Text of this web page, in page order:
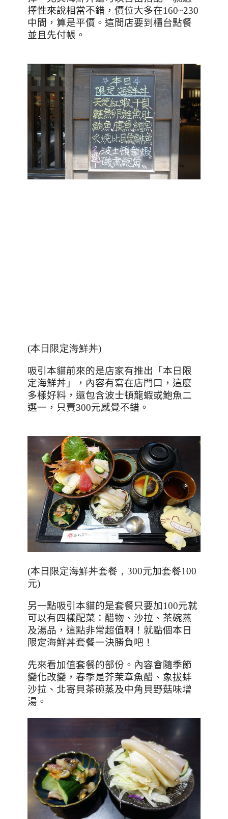
擇性來說相當不錯，價位大多在160~230
中間，算是平價。這間店要到櫃台點餐
並且先付帳。
(本日限定海鮮丼)
吸引本貓前來的是店家有推出「本日限
定海鮮丼」，內容有寫在店門口，這麼
多樣好料，還包含波士頓龍蝦或鮑魚二
選一，只賣300元感覺不錯。
(本日限定海鮮丼套餐，300元加套餐100
元)
另一點吸引本貓的是套餐只要加100元就
可以有四樣配菜：醋物、沙拉、茶碗蒸
及湯品，這點非常超值啊！就點個本日
限定海鮮丼套餐一決勝負吧！
先來看加值套餐的部份。內容會隨季節
變化改變，春季是芥茉章魚醋、象拔蚌
沙拉、北寄貝茶碗蒸及中角貝野菇味增
湯。